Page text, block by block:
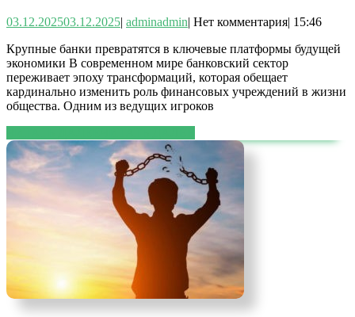
03.12.202503.12.2025| adminadmin| Нет комментария| 15:46
Крупные банки превратятся в ключевые платформы будущей
экономики В современном мире банковский сектор
переживает эпоху трансформаций, которая обещает
кардинально изменить роль финансовых учреждений в жизни
общества. Одним из ведущих игроков